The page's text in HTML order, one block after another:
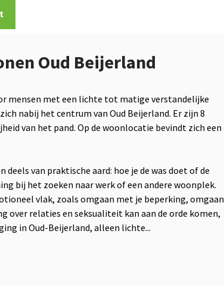
Oud Beijerland
mensen met een lichte tot matige verstandelijke
nabij het centrum van Oud Beijerland. Er zijn 8
van het pand. Op de woonlocatie bevindt zich een
van praktische aard: hoe je de was doet of de
bij het zoeken naar werk of een andere woonplek.
vlak, zoals omgaan met je beperking, omgaan
over relaties en seksualiteit kan aan de orde komen,
in Oud-Beijerland, alleen lichte...